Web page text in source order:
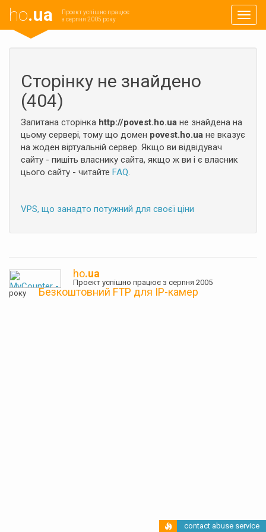
ho.ua
Проект успішно працює
з серпня 2005 року
Сторінку не знайдено
(404)
Запитана сторінка http://povest.ho.ua не знайдена на
цьому сервері, тому що домен povest.ho.ua не вказує
на жоден віртуальній сервер. Якщо ви відвідувач
сайту - пишіть власнику сайта, якщо ж ви і є власник
цього сайту - читайте FAQ.
VPS, що занадто потужний для своєї ціни
ho.ua
Проект успішно працює з серпня 2005
року Безкоштовний FTP для IP-камер
contact abuse service